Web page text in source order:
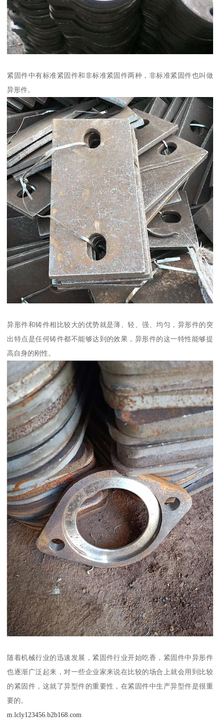
紧固件中有标准紧固件和非标准紧固件两种，非标准紧固件也叫做
异形件。
异形件和铸件相比较大的优势就是薄、轻、强、均匀，异形件的突
出特点是任何铸件都不能够达到的效果，异形件的这一特性能够提
高自身的刚性。
随着机械行业的迅速发展，紧固件行业开始吃香，紧固件中异形件
也逐渐广泛起来，对一些企业家来说在比较的场合上就会用到比较
的紧固件，这就了异型件的重要性，在紧固件中生产异型件是很重
要的。
m.lcly123456.b2b168.com